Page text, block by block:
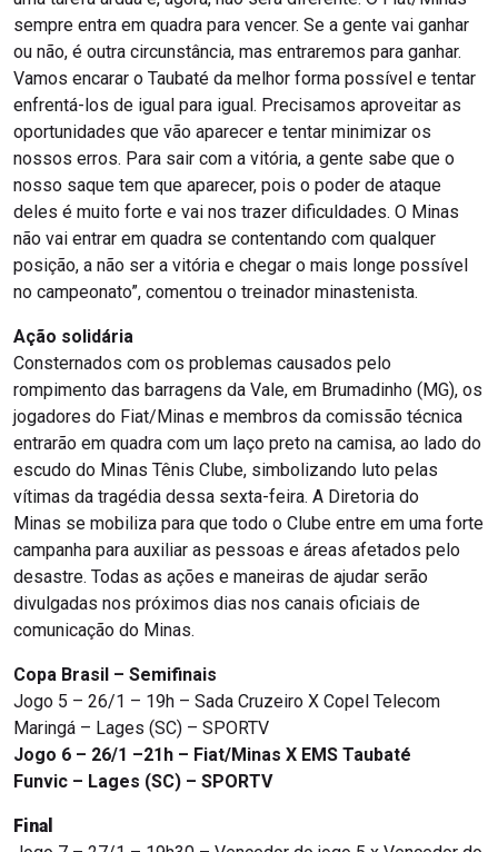
sempre entra em quadra para vencer. Se a gente vai ganhar
ou não, é outra circunstância, mas entraremos para ganhar.
Vamos encarar o Taubaté da melhor forma possível e tentar
enfrentá-los de igual para igual. Precisamos aproveitar as
oportunidades que vão aparecer e tentar minimizar os
nossos erros. Para sair com a vitória, a gente sabe que o
nosso saque tem que aparecer, pois o poder de ataque
deles é muito forte e vai nos trazer dificuldades. O Minas
não vai entrar em quadra se contentando com qualquer
posição, a não ser a vitória e chegar o mais longe possível
no campeonato”, comentou o treinador minastenista.
Ação solidária
Consternados com os problemas causados pelo
rompimento das barragens da Vale, em Brumadinho (MG), os
jogadores do Fiat/Minas e membros da comissão técnica
entrarão em quadra com um laço preto na camisa, ao lado do
escudo do Minas Tênis Clube, simbolizando luto pelas
vítimas da tragédia dessa sexta-feira. A Diretoria do
Minas se mobiliza para que todo o Clube entre em uma forte
campanha para auxiliar as pessoas e áreas afetados pelo
desastre. Todas as ações e maneiras de ajudar serão
divulgadas nos próximos dias nos canais oficiais de
comunicação do Minas.
Copa Brasil – Semifinais
Jogo 5 – 26/1 – 19h – Sada Cruzeiro X Copel Telecom
Maringá – Lages (SC) – SPORTV
Jogo 6 – 26/1 –21h – Fiat/Minas X EMS Taubaté
Funvic – Lages (SC) – SPORTV
Final